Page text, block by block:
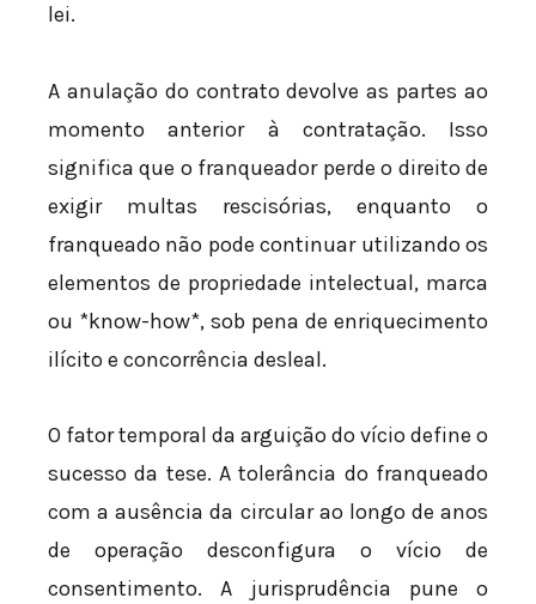
lei.
A anulação do contrato devolve as partes ao
momento anterior à contratação. Isso
significa que o franqueador perde o direito de
exigir multas rescisórias, enquanto o
franqueado não pode continuar utilizando os
elementos de propriedade intelectual, marca
ou *know-how*, sob pena de enriquecimento
ilícito e concorrência desleal.
O fator temporal da arguição do vício define o
sucesso da tese. A tolerância do franqueado
com a ausência da circular ao longo de anos
de operação desconfigura o vício de
consentimento. A jurisprudência pune o